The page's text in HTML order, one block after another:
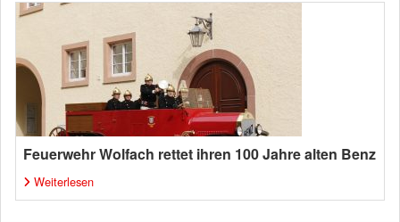
Feuerwehr Wolfach rettet ihren 100 Jahre alten Benz
Weiterlesen